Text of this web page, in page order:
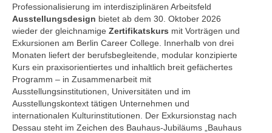
Professionalisierung im interdisziplinären Arbeitsfeld
Ausstellungsdesign bietet ab dem 30. Oktober 2026
wieder der gleichnamige Zertifikatskurs mit Vorträgen und
Exkursionen am Berlin Career College. Innerhalb von drei
Monaten liefert der berufsbegleitende, modular konzipierte
Kurs ein praxisorientiertes und inhaltlich breit gefächertes
Programm – in Zusammenarbeit mit
Ausstellungsinstitutionen, Universitäten und im
Ausstellungskontext tätigen Unternehmen und
internationalen Kulturinstitutionen. Der Exkursionstag nach
Dessau steht im Zeichen des Bauhaus-Jubiläums „Bauhaus